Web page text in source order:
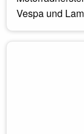
Vespa und